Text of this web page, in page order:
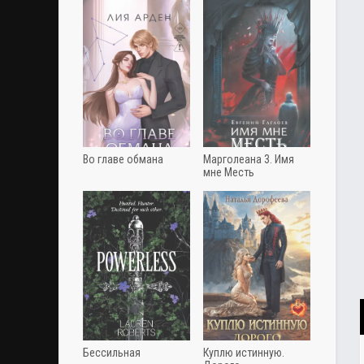
Во главе обмана
Марголеана 3. Имя
мне Месть
Бессильная
Куплю истинную.